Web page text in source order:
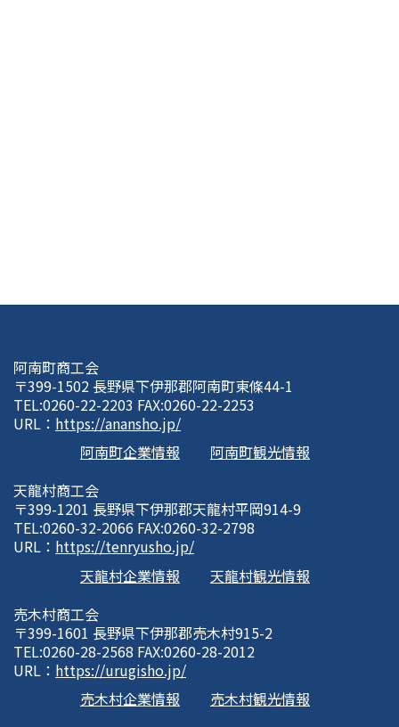
阿南町商工会
〒399-1502 長野県下伊那郡阿南町東條44-1
TEL:0260-22-2203 FAX:0260-22-2253
URL： https://anansho.jp/
阿南町企業情報
阿南町観光情報
天龍村商工会
〒399-1201 長野県下伊那郡天龍村平岡914-9
TEL:0260-32-2066 FAX:0260-32-2798
URL： https://tenryusho.jp/
天龍村企業情報
天龍村観光情報
売木村商工会
〒399-1601 長野県下伊那郡売木村915-2
TEL:0260-28-2568 FAX:0260-28-2012
URL： https://urugisho.jp/
売木村企業情報
売木村観光情報